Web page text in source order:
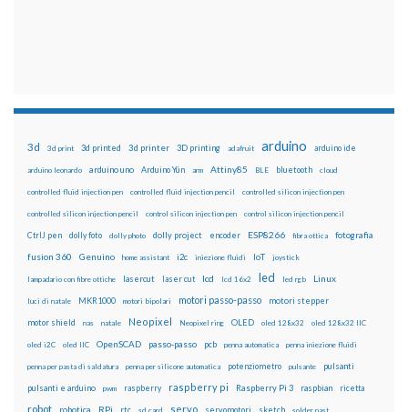
3d 3d print 3d printed 3d printer 3D printing adafruit arduino arduino ide
arduino leonardo arduino uno Arduino Yún arm Attiny85 BLE bluetooth cloud
controlled fluid injection pen controlled fluid injection pencil controlled silicon injection pen
controlled silicon injection pencil control silicon injection pen control silicon injection pencil
CtrlJ pen dolly foto dolly photo dolly project encoder ESP8266 fibra ottica fotografia
fusion 360 Genuino home assistant i2c iniezione fluidi IoT joystick
lampadario con fibre ottiche lasercut laser cut lcd lcd 16x2 led led rgb Linux
luci di natale MKR1000 motori bipolari motori passo-passo motori stepper
motor shield nas natale Neopixel Neopixel ring OLED oled 128x32 oled 128x32 IIC
oled i2C oled IIC OpenSCAD passo-passo pcb penna automatica penna iniezione fluidi
penna per pasta di saldatura penna per silicone automatica potenziometro pulsante pulsanti
pulsanti e arduino pwm raspberry raspberry pi Raspberry Pi 3 raspbian ricetta
robot robotica RPi rtc sd card servo servomotori sketch solder past